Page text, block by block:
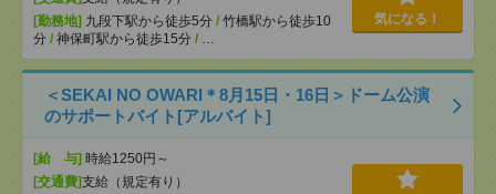
[勤務地] 九段下駅から徒歩5分 / 竹橋駅から徒歩10
分 / 神保町駅から徒歩15分 / …
気になる！
＜SEKAI NO OWARI＊8月15日・16日＞ドーム公演
のサポートバイト[アルバイト]
[給 与] 時給1250円～
[交通費]支給（規定有り）